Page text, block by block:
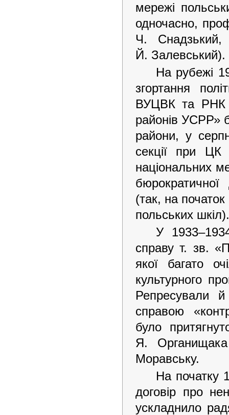
мережі
одночасно,
Ч.
Й. Залевський).
На рубежі
згортання
ВУЦВК та РНК
районів УСРР»
райони, у
секції при ЦК
національних
(так, на
польських шкіл).
У
справу т. зв.
якої багато
культурного
Репресували
справою
було
Я.
Моравську.
На початку
договір про
ускладнило